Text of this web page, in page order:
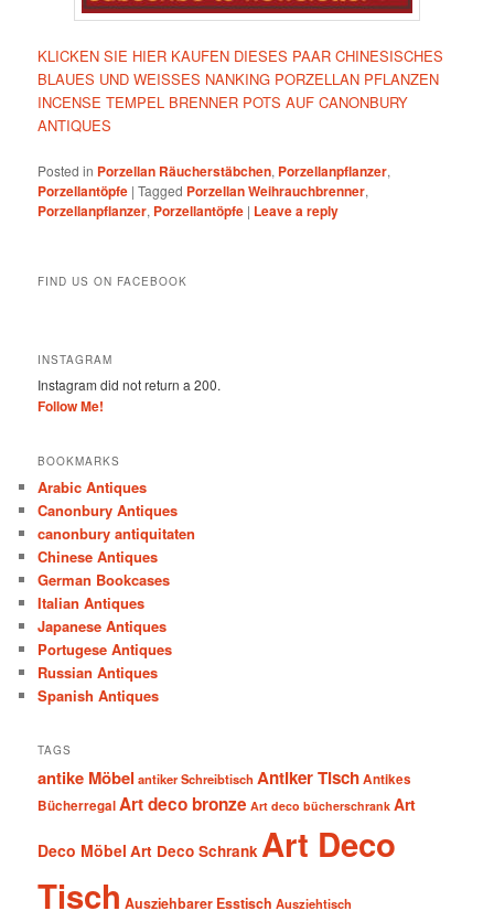
KLICKEN SIE HIER KAUFEN DIESES PAAR CHINESISCHES
BLAUES UND WEISSES NANKING PORZELLAN PFLANZEN
INCENSE TEMPEL BRENNER POTS AUF CANONBURY
ANTIQUES
Posted in Porzellan Räucherstäbchen, Porzellanpflanzer,
Porzellantöpfe |Tagged Porzellan Weihrauchbrenner,
Porzellanpflanzer, Porzellantöpfe | Leave a reply
FIND US ON FACEBOOK
INSTAGRAM
Instagram did not return a 200.
Follow Me!
BOOKMARKS
Arabic Antiques
Canonbury Antiques
canonbury antiquitaten
Chinese Antiques
German Bookcases
Italian Antiques
Japanese Antiques
Portugese Antiques
Russian Antiques
Spanish Antiques
TAGS
antike Möbel antiker Schreibtisch Antiker TischAntikes
BücherregalArt deco bronze Art deco bücherschrank Art
Deco Möbel Art Deco Schrank Art Deco
Tisch Ausziehbarer Esstisch Ausziehtisch